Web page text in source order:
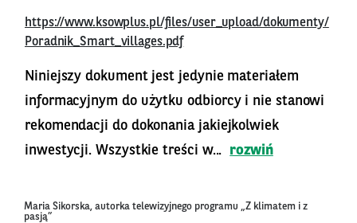
https://www.ksowplus.pl/files/user_upload/dokumenty/
Poradnik_Smart_villages.pdf
Niniejszy dokument jest jedynie materiałem
informacyjnym do użytku odbiorcy i nie stanowi
rekomendacji do dokonania jakiejkolwiek
inwestycji. Wszystkie treści w...
rozwiń
Maria Sikorska, autorka telewizyjnego programu „Z klimatem i z
pasją”